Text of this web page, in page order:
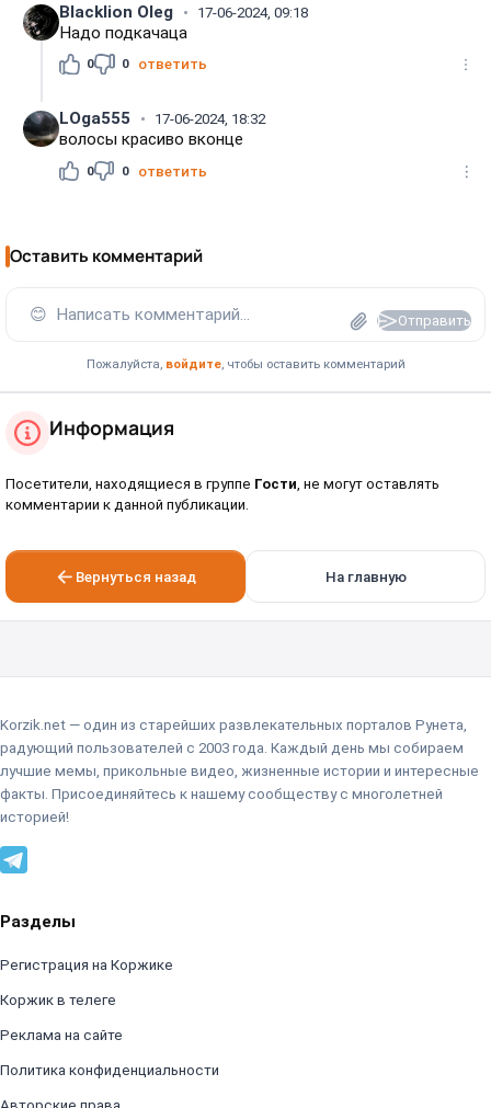
Blacklion Oleg 17-06-2024, 09:18
Надо подкачаца
0 0 ответить
LOga555 17-06-2024, 18:32
волосы красиво вконце
0 0 ответить
Оставить комментарий
😊 Написать комментарий... Отправить
Пожалуйста, войдите, чтобы оставить комментарий
Информация
Посетители, находящиеся в группе Гости , не могут оставлять
комментарии к данной публикации.
Вернуться назад На главную
Korzik.net — один из старейших развлекательных порталов Рунета,
радующий пользователей с 2003 года. Каждый день мы собираем
лучшие мемы, прикольные видео, жизненные истории и интересные
факты. Присоединяйтесь к нашему сообществу с многолетней
историей!
Разделы
Регистрация на Коржике
Коржик в телеге
Реклама на сайте
Политика конфиденциальности